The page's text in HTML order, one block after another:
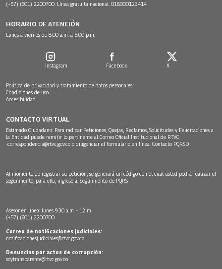
(+57) (601) 2200700. Línea gratuita nacional: 018000123414
HORARIO DE ATENCIÓN
Lunes a viernes de 8:00 a.m. a 5:00 p.m.
Instagram Facebook X
Política de privacidad y tratamiento de datos personales
Condiciones de uso
Accesibilidad
CONTACTO VIRTUAL
Estimado Ciudadano: Para radicar Peticiones, Quejas, Reclamos, Solicitudes y Felicitaciones a
la Entidad puede remitir lo pertinente al Correo Oficial Institucional de RTVC
correspondencia@rtvc.gov.co o diligenciar el formulario en línea: Contacto PQRSD.
Al momento de registrar su petición, se generará un código con el cual usted podrá realizar el
seguimiento, para ello, ingrese a: Seguimiento de PQRS
Asesor en línea: lunes 9:30 a.m. - 12 m
(+57) (601) 2200700
Correo de notificaciones judiciales:
notificacionesjudiciales@rtvc.gov.co
Denuncias por actos de corrupción:
soytransparente@rtvc.gov.co